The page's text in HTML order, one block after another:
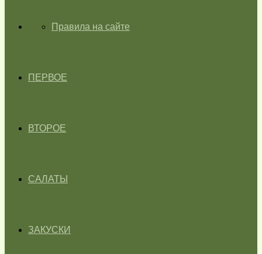
ГЛАВНАЯПравила на сайте
ПЕРВОЕ
ВТОРОЕ
САЛАТЫ
ЗАКУСКИ